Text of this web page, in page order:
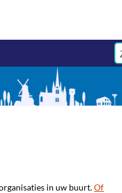
in uw buurt.Of